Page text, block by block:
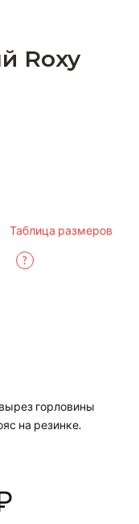
Roxy
Таблица размеров
?
горловины
на резинке.